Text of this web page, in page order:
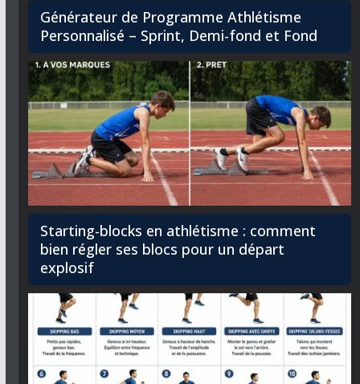
Générateur de Programme Athlétisme
Personnalisé – Sprint, Demi-fond et Fond
Starting-blocks en athlétisme : comment
bien régler ses blocs pour un départ
explosif